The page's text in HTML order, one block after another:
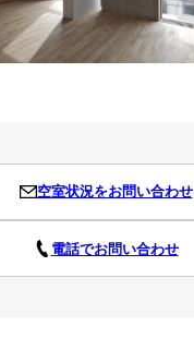
空室状況をお問い合わせ
電話でお問い合わせ